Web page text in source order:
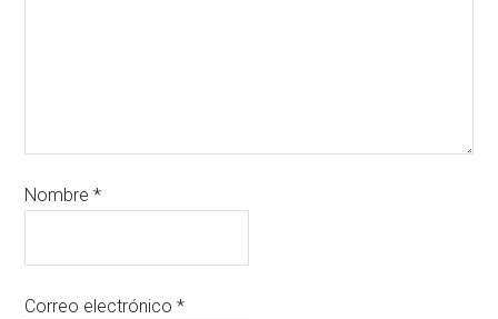
Nombre*
Correo electrónico*